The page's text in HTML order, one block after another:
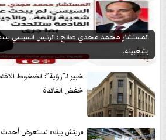
المستشار محمد مجدي صالح : الرئيس السيسي
بشعبيته...
خبير لـ”رؤية”: الضغوط
خفض الفائدة
«ريتش بيك» تستعرض أحدث